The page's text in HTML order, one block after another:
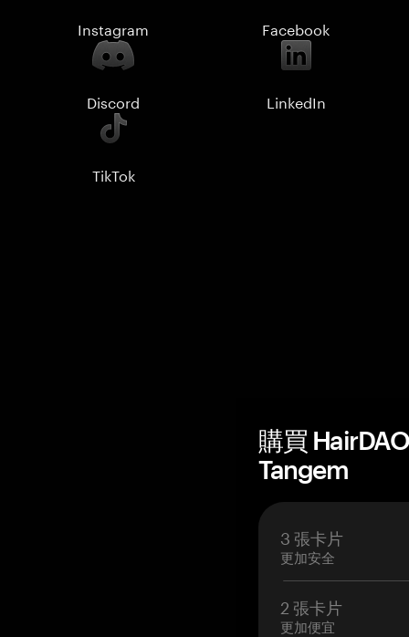
Instagram Facebook
Discord LinkedIn
TikTok
購買
Tangem
3 張卡片
更加安全
2 張卡片
更加便宜